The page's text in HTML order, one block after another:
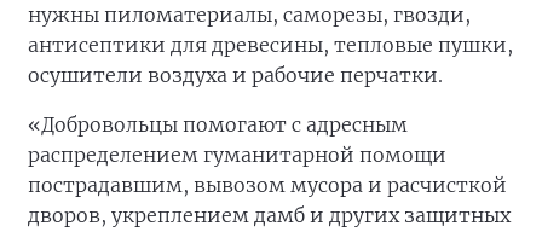
нужны пиломатериалы, саморезы, гвозди,
антисептики для древесины, тепловые пушки,
осушители воздуха и рабочие перчатки.
«Добровольцы помогают с адресным
распределением гуманитарной помощи
пострадавшим, вывозом мусора и расчисткой
дворов, укреплением дамб и других защитных